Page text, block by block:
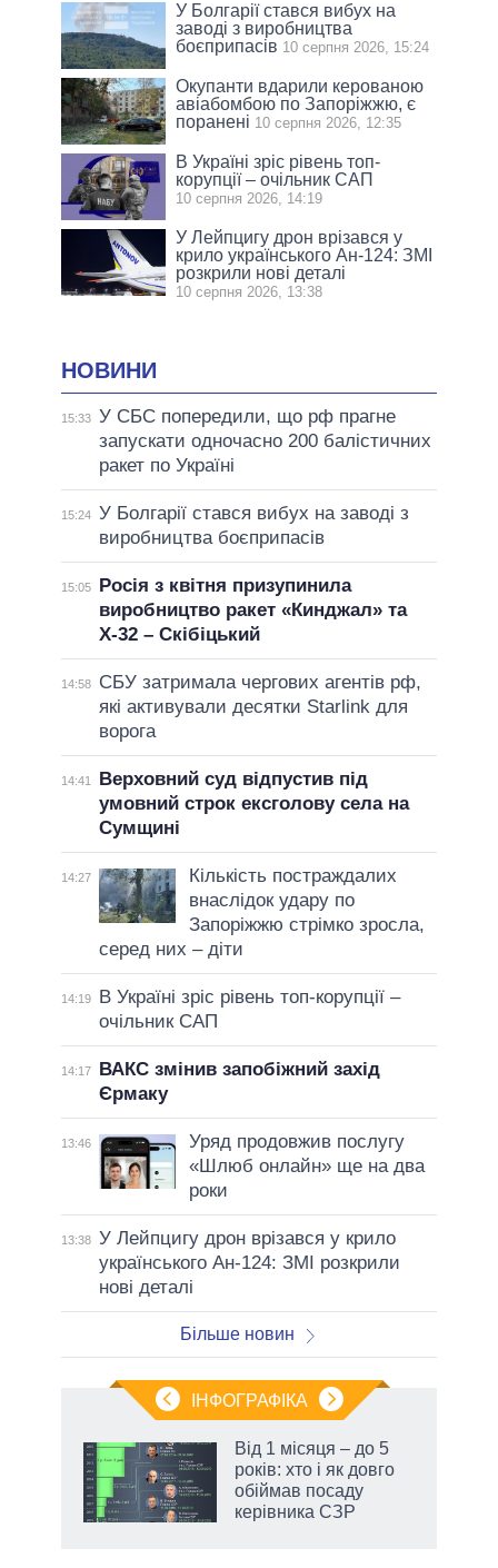
У Болгарії стався вибух на
заводі з виробництва
боєприпасів 10 серпня 2026, 15:24
Окупанти вдарили керованою
авіабомбою по Запоріжжю, є
поранені 10 серпня 2026, 12:35
В Україні зріс рівень топ-
корупції – очільник САП
10 серпня 2026, 14:19
У Лейпцигу дрон врізався у
крило українського Ан-124: ЗМІ
розкрили нові деталі
10 серпня 2026, 13:38
НОВИНИ
15:33 У СБС попередили, що рф прагне
запускати одночасно 200 балістичних
ракет по Україні
15:24 У Болгарії стався вибух на заводі з
виробництва боєприпасів
15:05
Росія з квітня призупинила
виробництво ракет «Кинджал» та
Х-32 – Скібіцький
14:58
СБУ затримала чергових агентів рф,
які активували десятки Starlink для
ворога
14:41
Верховний суд відпустив під
умовний строк ексголову села на
Сумщині
14:27
Кількість постраждалих
внаслідок удару по
Запоріжжю стрімко зросла,
серед них – діти
14:19
В Україні зріс рівень топ-корупції –
очільник САП
14:17
ВАКС змінив запобіжний захід
Єрмаку
13:46
Уряд продовжив послугу
«Шлюб онлайн» ще на два
роки
13:38 У Лейпцигу дрон врізався у крило
українського Ан-124: ЗМІ розкрили
нові деталі
Більше новин
ІНФОГРАФІКА
Від 1 місяця – до 5
років: хто і як довго
обіймав посаду
керівника СЗР